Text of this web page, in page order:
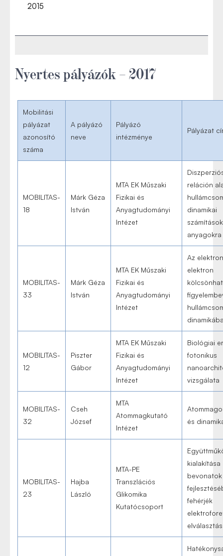
2015
Nyertes pályázók – 2017
Mobilitási
pályázat
azonosító
száma
A pályázó
neve
Pályázó
intézménye
Pályázat
MOBILITAS-
18
Márk Géza
István
MTA EK Műszaki
Fizikai és
Anyagtudományi
Intézet
reláción
dinamikai
anyagokra
MOBILITAS-
33
Márk Géza
István
MTA EK Műszaki
Fizikai és
Anyagtudományi
Intézet
Az
elektron
MOBILITAS-
12
Piszter
Gábor
MTA EK Műszaki
Fizikai és
Anyagtudományi
Intézet
Biológiai
fotonikus
vizsgálata
MOBILITAS-
32
Cseh
József
MTA
Atommagkutató
Intézet
és
MOBILITAS-
23
Hajba
László
MTA-PE
Transzlációs
Glikomika
Kutatócsoport
kialakítása
bevonatok
fehérjék